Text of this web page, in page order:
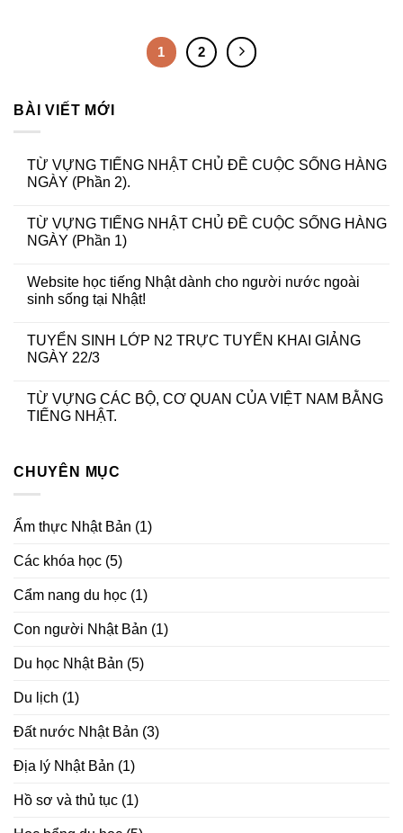
1 2
BÀI VIẾT MỚI
TỪ VỰNG TIẾNG NHẬT CHỦ ĐỀ CUỘC SỐNG HÀNG
NGÀY (Phần 2).
TỪ VỰNG TIẾNG NHẬT CHỦ ĐỀ CUỘC SỐNG HÀNG
NGÀY (Phần 1)
Website học tiếng Nhật dành cho người nước ngoài
sinh sống tại Nhật!
TUYỂN SINH LỚP N2 TRỰC TUYẾN KHAI GIẢNG
NGÀY 22/3
TỪ VỰNG CÁC BỘ, CƠ QUAN CỦA VIỆT NAM BẰNG
TIẾNG NHẬT.
CHUYÊN MỤC
Ẩm thực Nhật Bản (1)
Các khóa học (5)
Cẩm nang du học (1)
Con người Nhật Bản (1)
Du học Nhật Bản (5)
Du lịch (1)
Đất nước Nhật Bản (3)
Địa lý Nhật Bản (1)
Hồ sơ và thủ tục (1)